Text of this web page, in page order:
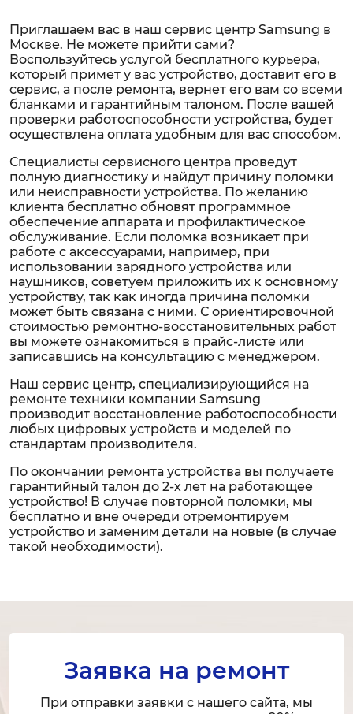
Приглашаем вас в наш сервис центр Samsung в
Москве. Не можете прийти сами?
Воспользуйтесь услугой бесплатного курьера,
который примет у вас устройство, доставит его в
сервис, а после ремонта, вернет его вам со всеми
бланками и гарантийным талоном. После вашей
проверки работоспособности устройства, будет
осуществлена оплата удобным для вас способом.
Специалисты сервисного центра проведут
полную диагностику и найдут причину поломки
или неисправности устройства. По желанию
клиента бесплатно обновят программное
обеспечение аппарата и профилактическое
обслуживание. Если поломка возникает при
работе с аксессуарами, например, при
использовании зарядного устройства или
наушников, советуем приложить их к основному
устройству, так как иногда причина поломки
может быть связана с ними. С ориентировочной
стоимостью ремонтно-восстановительных работ
вы можете ознакомиться в прайс-листе или
записавшись на консультацию с менеджером.
Наш сервис центр, специализирующийся на
ремонте техники компании Samsung
производит восстановление работоспособности
любых цифровых устройств и моделей по
стандартам производителя.
По окончании ремонта устройства вы получаете
гарантийный талон до 2-х лет на работающее
устройство! В случае повторной поломки, мы
бесплатно и вне очереди отремонтируем
устройство и заменим детали на новые (в случае
такой необходимости).
Заявка на ремонт
При отправки заявки с нашего сайта, мы